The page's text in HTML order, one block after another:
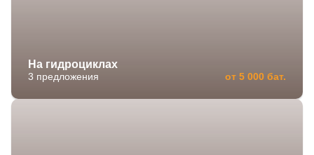
На гидроциклах
3 предложения от 5 000 бат.